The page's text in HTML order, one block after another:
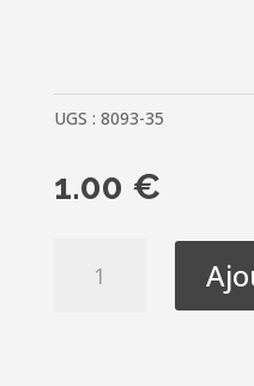
UGS : 8093-35
1.00 €